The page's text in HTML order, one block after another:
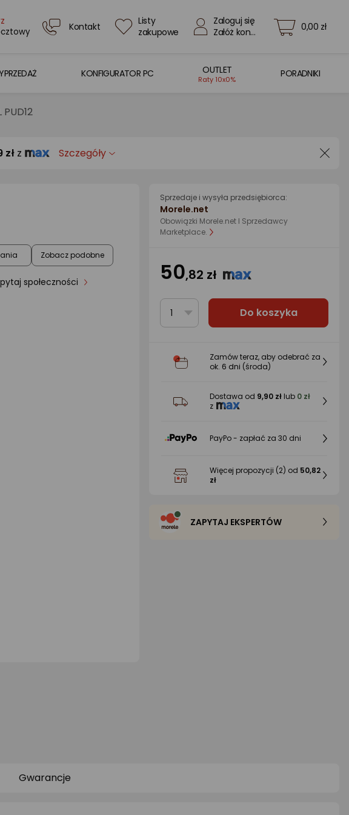
Kontakt
Listy
zakupowe
Zaloguj się
Załóż konto
0,00 zł
KONFIGURATOR PC OUTLET
Raty 10x0%
PORADNIKI
zł z Szczegóły
Zobacz podobne
społeczności
Sprzedaje i wysyła przedsiębiorca:
Morele.net
Obowiązki Morele.net I Sprzedawcy
Marketplace.
50,82 zł
1 Do koszyka
Zamów teraz, aby odebrać za
ok. 6 dni (środa)
Dostawa od 9,90 zł lub 0 zł
z
PayPo - zapłać za 30 dni
Więcej propozycji (2) od 50,82
zł
ZAPYTAJ EKSPERTÓW
Gwarancje